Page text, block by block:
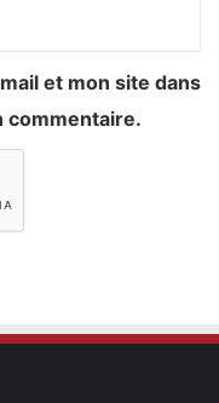
et mon site dans
commentaire.